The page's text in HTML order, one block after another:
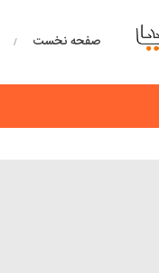
صفحه نخست